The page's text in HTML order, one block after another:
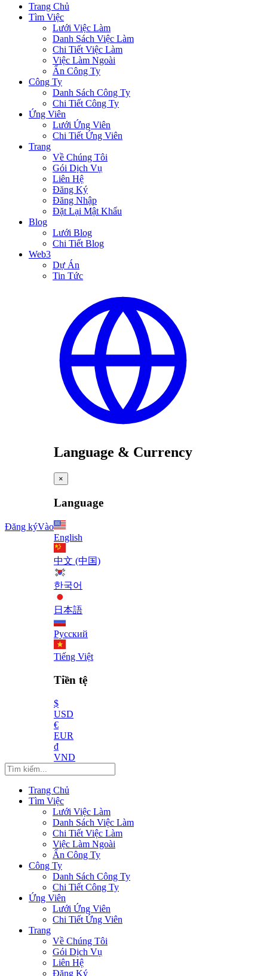
Trang Chủ
Tìm Việc
Lưới Việc Làm
Danh Sách Việc Làm
Chi Tiết Việc Làm
Việc Làm Ngoài
Ẩn Công Ty
Công Ty
Danh Sách Công Ty
Chi Tiết Công Ty
Ứng Viên
Lưới Ứng Viên
Chi Tiết Ứng Viên
Trang
Về Chúng Tôi
Gói Dịch Vụ
Liên Hệ
Đăng Ký
Đăng Nhập
Đặt Lại Mật Khẩu
Blog
Lưới Blog
Chi Tiết Blog
Web3
Dự Án
Tin Tức
Đăng kýVào
Language & Currency
×
Language
English
中文 (中国)
한국어
日本語
Русский
Tiếng Việt
Tiền tệ
$
USD
€
EUR
₫
VND
Trang Chủ
Tìm Việc
Lưới Việc Làm
Danh Sách Việc Làm
Chi Tiết Việc Làm
Việc Làm Ngoài
Ẩn Công Ty
Công Ty
Danh Sách Công Ty
Chi Tiết Công Ty
Ứng Viên
Lưới Ứng Viên
Chi Tiết Ứng Viên
Trang
Về Chúng Tôi
Gói Dịch Vụ
Liên Hệ
Đăng Ký